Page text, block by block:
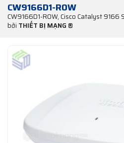
CW9166D1-ROW
CW9166D1-ROW, Cisco Catalyst
bởi THIẾT BỊ MẠNG ®